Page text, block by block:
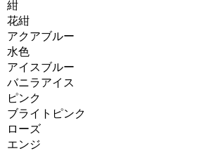
紺
花紺
アクアブルー
水色
アイスブルー
バニラアイス
ピンク
ブライトピンク
ローズ
エンジ